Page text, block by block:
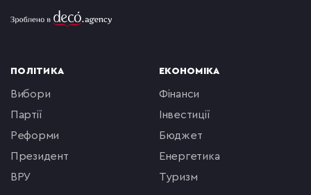
ПОЛІТИКА
вибори
партії
реформи
президент
ВРУ
ЕКОНОМІКА
фінанси
інвестиції
бюджет
енергетика
туризм